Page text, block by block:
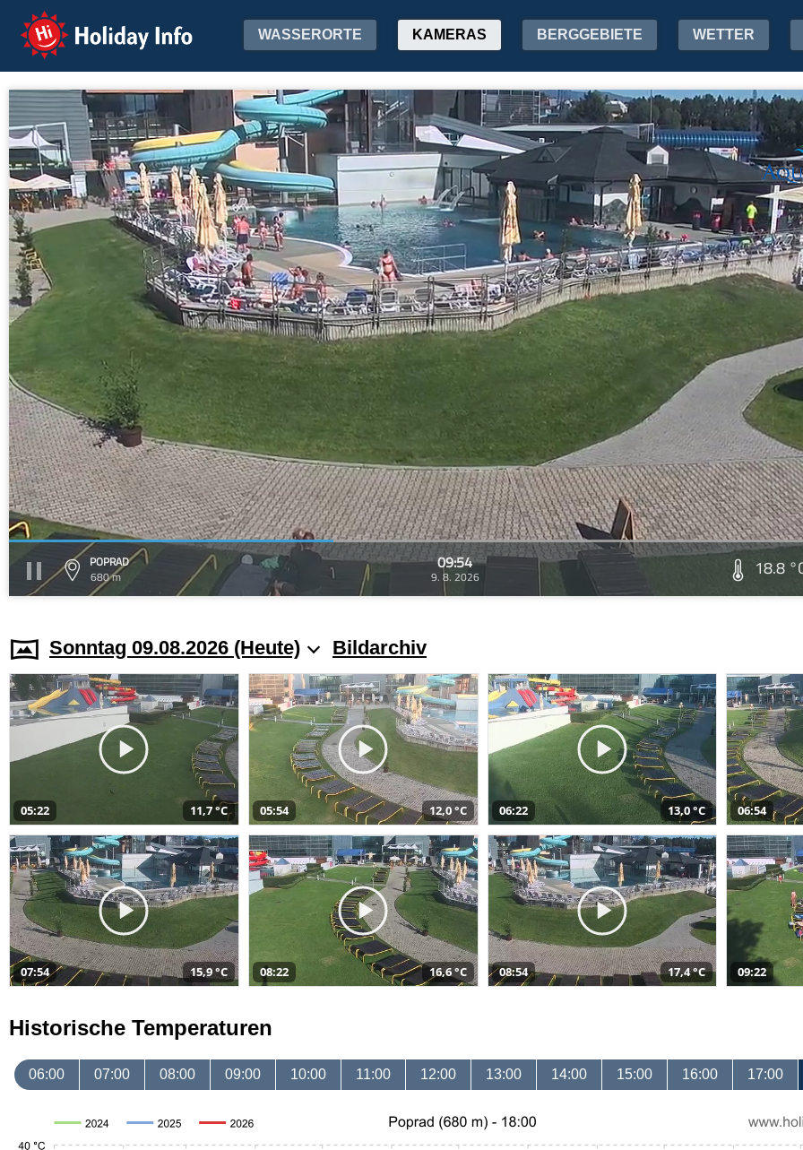
Holiday Info WASSERORTE KAMERAS BERGGEBIETE WETTER
POPRAD
680 m
09:54
9. 8. 2026 18.8
Sonntag 09.08.2026 (Heute) Bildarchiv
05:22 11,7 °C 05:54 12,0 °C 06:22 13,0 °C 06:54
07:54 15,9 °C 08:22 16,6 °C 08:54 17,4 °C 09:22
Historische Temperaturen
06:00 07:00 08:00 09:00 10:00 11:00 12:00 13:00 14:00 15:00 16:00 17:00